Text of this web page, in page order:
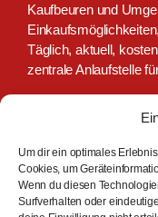
Um dir ein optimales
Cookies, um
Wenn du diesen
Surfverhalten oder
Kaufbeuren und
Täglich, aktuell,
zentrale Anlaufstelle